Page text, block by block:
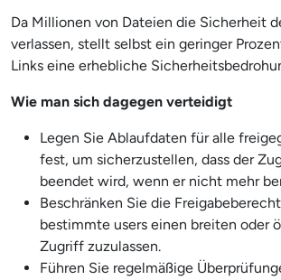
Da Millionen von Dateien die Sicherheit
verlassen, stellt selbst ein geringer
Links eine erhebliche
Wie man sich dagegen verteidigt
Legen Sie Ablaufdaten für alle
fest, um sicherzustellen, dass der
beendet wird, wenn er nicht mehr
Beschränken Sie die
bestimmte users einen breiten oder
Zugriff zuzulassen.
Führen Sie regelmäßige